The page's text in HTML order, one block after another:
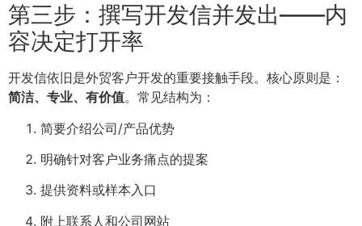
第三步：撰写开发信并发出——内
容决定打开率
开发信依旧是外贸客户开发的重要接触手段。核心原则是：
简洁、专业、有价值。常见结构为：
简要介绍公司/产品优势
明确针对客户业务痛点的提案
提供资料或样本入口
附上联系人和公司网站